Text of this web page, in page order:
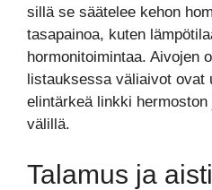
sillä se säätelee kehon
tasapainoa, kuten
hormonitoimintaa. Aivojen
listauksessa väliaivot ovat
elintärkeä linkki
välillä.
Talamus ja